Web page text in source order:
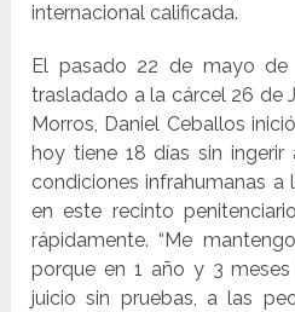
internacional calificada.
El pasado 22 de mayo de
trasladado a la cárcel 26 de
Morros, Daniel Ceballos
hoy tiene 18 días sin
condiciones infrahumanas
en este recinto
rápidamente. “Me
porque en 1 año y 3
juicio sin pruebas, a las